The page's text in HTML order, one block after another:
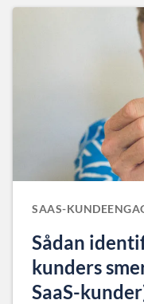
SAAS-
Sådan
kunders
SaaS-